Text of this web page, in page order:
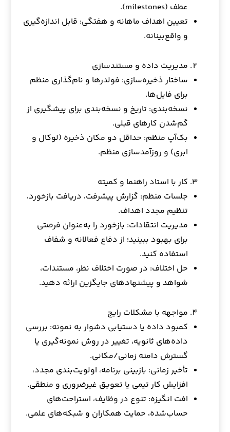
عطف (milestones).
تعیین اهداف ماهانه و هفتگی: قابل اندازه‌گیری
و واقع‌بینانه.
مدیریت داده و مستندسازی
ساختار ذخیره‌سازی: فولدرها و نام‌گذاری منظم
برای فایل‌ها.
نسخه‌بندی: تاریخ و نسخه‌بندی برای پیشگیری از
گم‌شدن کارهای قبلی.
بک‌آپ منظم: حداقل دو مکان ذخیره (لوکال و
ابری) و روزآمدسازی منظم.
کار با استاد راهنما و کمیته
جلسات منظم: گزارش پیشرفت، دریافت بازخورد،
تنظیم مجدد اهداف.
مدیریت انتقادات: بازخورد را به‌عنوان فرصتی
برای بهبود ببینید؛ از دفاع فعالانه و شفاف
استفاده کنید.
حل اختلاف: در صورت اختلاف نظر، مستندات،
شواهد و پیشنهادهای جایگزین ارائه دهید.
مواجهه با مشکلات رایج
کمبود داده یا دستیابی دشوار به نمونه: بررسی
داده‌های ثانویه، تغییر در روش نمونه‌گیری یا
گسترش دامنه زمانی/مکانی.
تأخیر زمانی: بازبینی برنامه، اولویت‌بندی مجدد،
افزایش کار تیمی یا تعویق غیرضروری و منطقی.
افت انگیزه: تنوع در وظایف، استراحت‌های
حساب‌شده، حمایت همکاران و شبکه‌های علمی.